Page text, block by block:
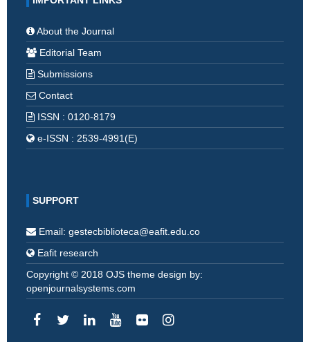
About the Journal
Editorial Team
Submissions
Contact
ISSN : 0120-8179
e-ISSN : 2539-4991(E)
SUPPORT
Email: gestecbiblioteca@eafit.edu.co
Eafit research
Copyright © 2018 OJS theme design by:
openjournalsystems.com